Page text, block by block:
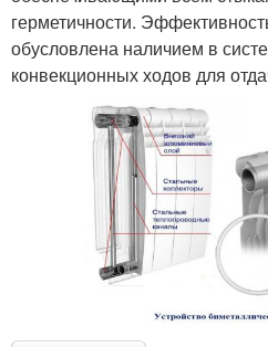
герметичности.
обусловлена наличием в
конвекционных ходов для